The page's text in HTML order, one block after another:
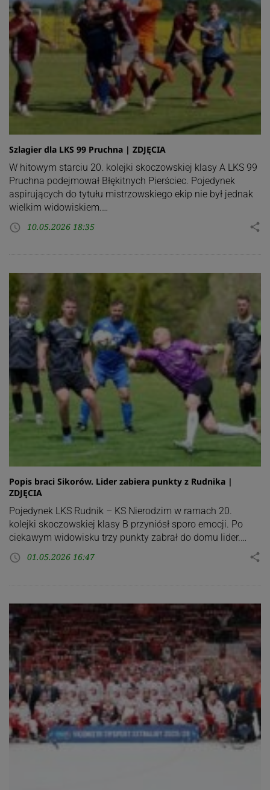
Szlagier dla LKS 99 Pruchna | ZDJĘCIA
W hitowym starciu 20. kolejki skoczowskiej klasy A LKS 99
Pruchna podejmował Błękitnych Pierściec. Pojedynek
aspirujących do tytułu mistrzowskiego ekip nie był jednak
wielkim widowiskiem.…
access_time 10.05.2026 18:35 share
Popis braci Sikorów. Lider zabiera punkty z Rudnika |
ZDJĘCIA
Pojedynek LKS Rudnik – KS Nierodzim w ramach 20.
kolejki skoczowskiej klasy B przyniósł sporo emocji. Po
ciekawym widowisku trzy punkty zabrał do domu lider.…
access_time 01.05.2026 16:47 share